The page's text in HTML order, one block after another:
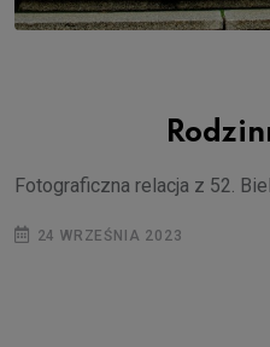
Fotograficzna relacja z 52.
24 WRZEŚNIA 2023